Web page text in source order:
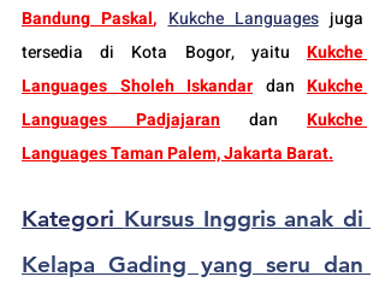
Bandung Paskal, Kukche Languages juga
tersedia di Kota Bogor, yaitu Kukche
Languages Sholeh Iskandar dan Kukche
Languages Padjajaran dan Kukche
Languages Taman Palem, Jakarta Barat.
Kategori Kursus Inggris anak di
Kelapa Gading yang seru dan